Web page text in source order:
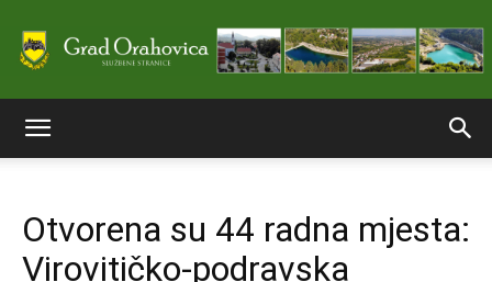
stranice
Otvorena su 44 radna mjesta:
Virovitičko-podravska